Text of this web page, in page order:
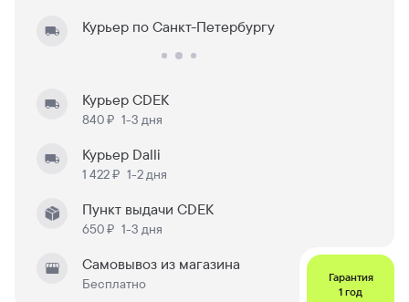
Курьер по Санкт-Петербургу
Курьер CDEK
840 ₽ 1-3 дня
Курьер Dalli
1 422 ₽ 1-2 дня
Пункт выдачи CDEK
650 ₽ 1-3 дня
Самовывоз из магазина
Бесплатно
Гарантия
1 год